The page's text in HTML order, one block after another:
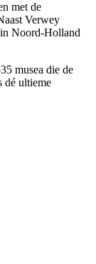
met de
Verwey
Noord-Holland
musea die de
dé ultieme